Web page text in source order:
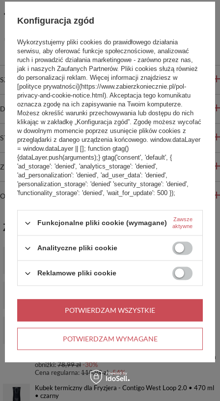
dni na łatwy zwrot
Bezpieczne zakupy
SZCZEGÓŁOWE INFORMACJE
DO POBRANIA
STREFA REKOMENDACJI
ZADAJ PYTANIE
OPINIE
ZABIERZ JESZCZE :)
Kubek termiczny Contigo West Loop 2.0 470 ml - Lemon -
139,99 zł
Kubek termiczny Contigo West Loop 2.0 470ml - Super Mama -
PROMOCJA
/ szt.
Najniższa cena produktu w okresie 30 dni przed wprowadzeniem
obniżki:78,99 zł-30%
Cena regularna:119,99 zł-54%
Kubek termiczny dla Fryzjera - Contigo West Loop 2.0 • 470 ml
• czarny
Konfiguracja zgód
Wykorzystujemy pliki cookies do prawidłowego działania
serwisu, aby oferować funkcje społecznościowe, analizować
ruch i prowadzić działania marketingowe - zarówno przez nas,
jak i naszych Zaufanych Partnerów. Pliki cookies służą również
do personalizacji reklam. Więcej informacji znajdziesz w
[polityce prywatności](https://www.zabierzkoniecznie.pl/pol-
privacy-and-cookie-notice.html). Akceptacja tego komunikatu
oznacza zgodę na ich zapisywanie na Twoim komputerze.
Możesz określić warunki przechowywania lub dostępu do nich
klikając w zakładkę „Konfiguracja zgód”. Zgodę możesz wycofać
w dowolnym momencie poprzez usunięcie plików cookies z
przeglądarki z danego urządzenia końcowego. window.dataLayer
= window.dataLayer || []; function gtag()
{dataLayer.push(arguments);} gtag('consent', 'default', {
'ad_storage': 'denied', 'analytics_storage': 'denied',
'ad_personalization': 'denied', 'ad_user_data': 'denied',
'personalization_storage': 'denied' 'security_storage': 'denied',
'functionality_storage': 'denied', 'wait_for_update': 500 });
Funkcjonalne pliki cookie (wymagane)
Zawsze
aktywne
Analityczne pliki cookie
Reklamowe pliki cookie
POTWIERDZAM WYMAGANE
POTWIERDZAM WSZYSTKIE